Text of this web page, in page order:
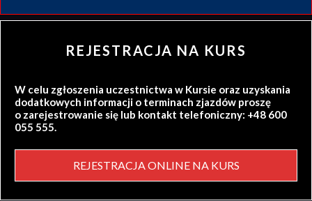
REJESTRACJA NA KURS
W celu zgłoszenia uczestnictwa w Kursie oraz uzyskania
dodatkowych informacji o terminach zjazdów proszę
o zarejestrowanie się lub kontakt telefoniczny: +48 600
055 555.
REJESTRACJA ONLINE NA KURS